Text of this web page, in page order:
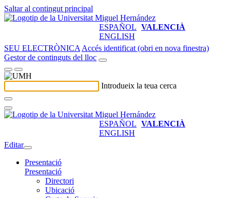
Saltar al contingut principal
ESPAÑOL VALENCIÀ
ENGLISH
SEU ELECTRÒNICA Accés identificat (obri en nova finestra)
Gestor de continguts del lloc
Introdueix la teua cerca
ESPAÑOL VALENCIÀ
ENGLISH
Editar
Presentació
Presentació
Directori
Ubicació